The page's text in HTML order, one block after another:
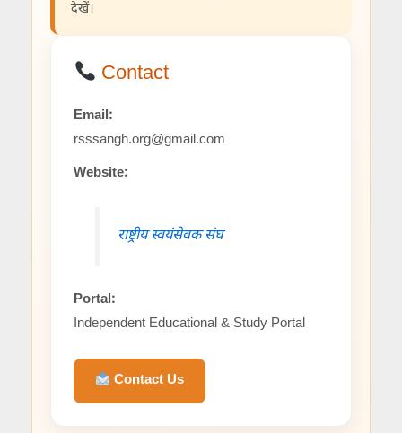
देखें।
Contact
Email:
rsssangh.org@gmail.com
Website:
राष्ट्रीय स्वयंसेवक संघ
Portal:
Independent Educational & Study Portal
Contact Us